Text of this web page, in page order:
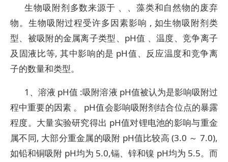
生物吸附剂多数来源于 、、藻类和自然物的废弃
物。生物吸附过程受许多因素影响 , 如生物吸附剂类
型、被吸附的金属离子类型、pH值 、温度、竞争离子
及固液比等, 其中影响的是 pH值、反应温度和竞争离
子的数量和类型。
1、溶液 pH值 :吸附溶液 pH值被认为是影响吸附过
程中重要的因素 。 pH值会影响吸附剂结合位点的暴露
程度。大量实验研究得出 pH值对锂电池的影响与重金
属不同, 大部分重金属的吸附 pH值比较高 (3.0 ～ 7.0),
如铅和铜吸附 pH均为 5.0,镉、锌和镍 pH均为 5.5。而